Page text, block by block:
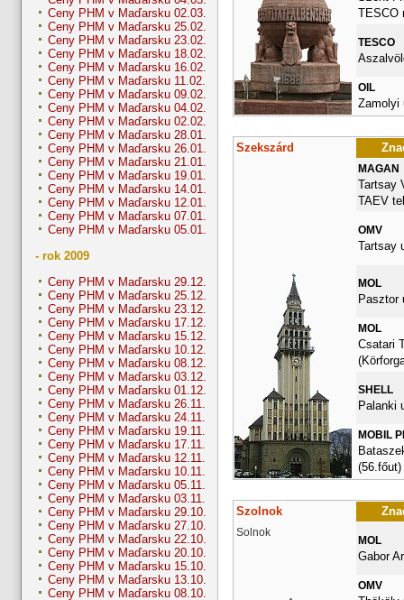
Ceny PHM v Maďarsku 02.03.
Ceny PHM v Maďarsku 25.02.
Ceny PHM v Maďarsku 23.02.
Ceny PHM v Maďarsku 18.02.
Ceny PHM v Maďarsku 16.02.
Ceny PHM v Maďarsku 11.02.
Ceny PHM v Maďarsku 09.02.
Ceny PHM v Maďarsku 04.02.
Ceny PHM v Maďarsku 02.02.
Ceny PHM v Maďarsku 28.01.
Ceny PHM v Maďarsku 26.01.
Ceny PHM v Maďarsku 21.01.
Ceny PHM v Maďarsku 19.01.
Ceny PHM v Maďarsku 14.01.
Ceny PHM v Maďarsku 12.01.
Ceny PHM v Maďarsku 07.01.
Ceny PHM v Maďarsku 05.01.
- rok 2009
Ceny PHM v Maďarsku 29.12.
Ceny PHM v Maďarsku 25.12.
Ceny PHM v Maďarsku 23.12.
Ceny PHM v Maďarsku 17.12.
Ceny PHM v Maďarsku 15.12.
Ceny PHM v Maďarsku 10.12.
Ceny PHM v Maďarsku 08.12.
Ceny PHM v Maďarsku 03.12.
Ceny PHM v Maďarsku 01.12.
Ceny PHM v Maďarsku 26.11.
Ceny PHM v Maďarsku 24.11.
Ceny PHM v Maďarsku 19.11.
Ceny PHM v Maďarsku 17.11.
Ceny PHM v Maďarsku 12.11.
Ceny PHM v Maďarsku 10.11.
Ceny PHM v Maďarsku 05.11.
Ceny PHM v Maďarsku 03.11.
Ceny PHM v Maďarsku 29.10.
Ceny PHM v Maďarsku 27.10.
Ceny PHM v Maďarsku 22.10.
Ceny PHM v Maďarsku 20.10.
Ceny PHM v Maďarsku 15.10.
Ceny PHM v Maďarsku 13.10.
Ceny PHM v Maďarsku 08.10.
TESCO
TESCO
OIL
Zamolyi
Szekszárd
MAGAN
Tartsay
TAEV
OMV
Tartsay
MOL
Pasztor
MOL
Csatari
SHELL
Palanki
MOBIL
(56.főut)
Szolnok
Solnok
MOL
Gabor
OMV